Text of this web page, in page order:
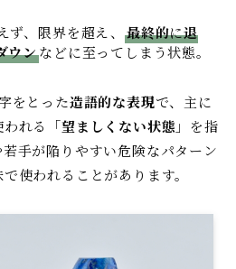
、限界を超え、 最終的に退
ウンなどに至ってしまう状態。
をとった造語的な表現で、主に
われる「望ましくない状態 」を指
手が陥りやすい危険なパターン
使われることがあります。